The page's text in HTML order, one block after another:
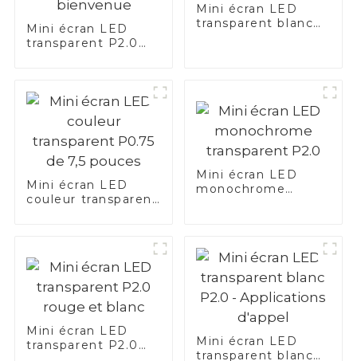
Mini écran LED
transparent P2.0
carte de bienvenue
Mini écran LED
transparent blanc
Mini écran LED
couleur transparent
Mini écran LED
monochrome
Mini écran LED
transparent P2.0
Mini écran LED
transparent blanc